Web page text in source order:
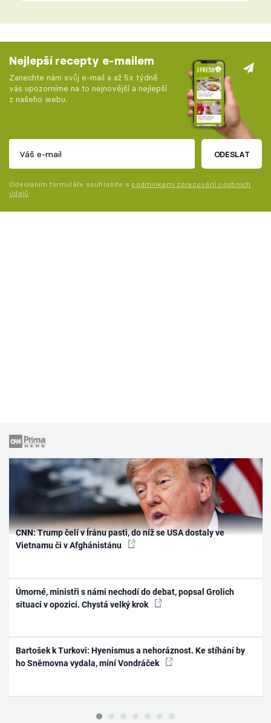
Nejlepší recepty e-mailem
Zanechte nám svůj e-mail a až 5x týdně
vás upozorníme na to nejnovější a nejlepší
z našeho webu.
ODESLAT
Odesláním formuláře souhlasíte s podmínkami zpracování osobních
údajů
CNN: Trump čelí v Íránu pasti, do níž se USA dostaly ve
Vietnamu či v Afghánistánu
Úmorné, ministři s námi nechodí do debat, popsal Grolich
situaci v opozici. Chystá velký krok
Bartošek k Turkovi: Hyenismus a nehoráznost. Ke stíhání by
ho Sněmovna vydala, míní Vondráček